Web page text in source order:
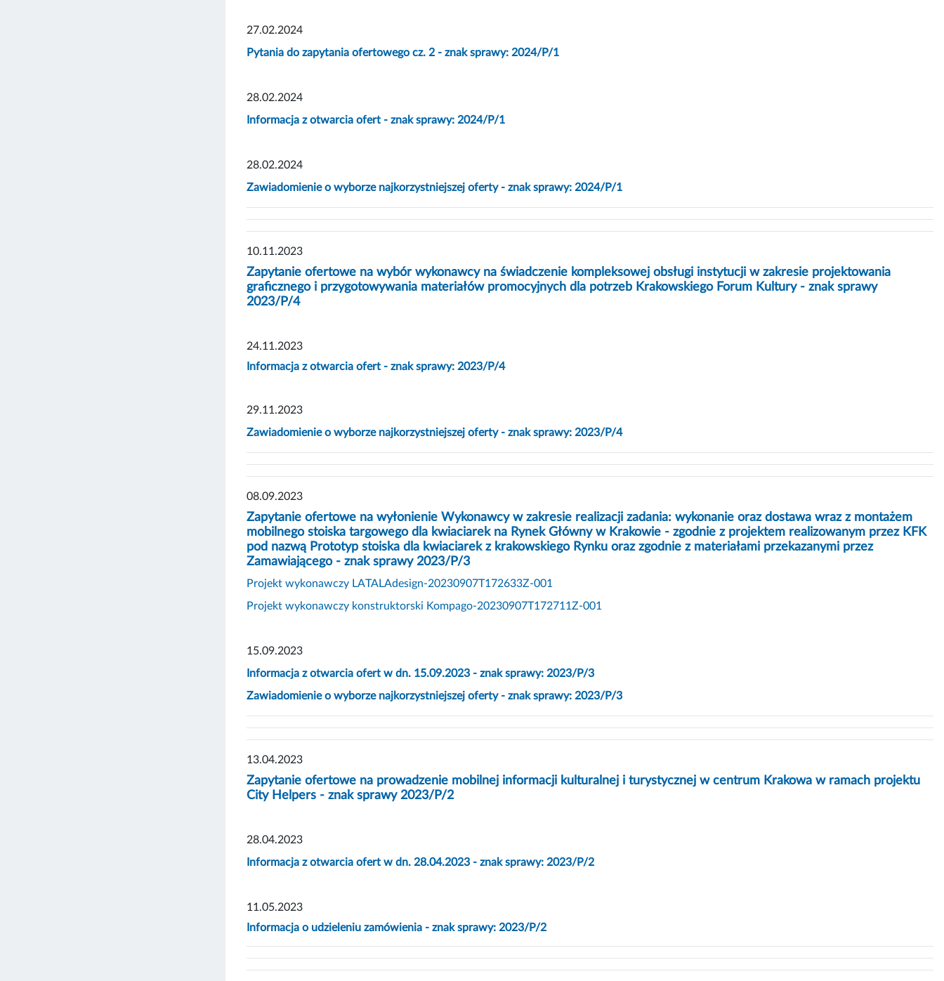
27.02.2024
Pytania do zapytania ofertowego cz. 2 - znak sprawy: 2024/P/1
28.02.2024
Informacja z otwarcia ofert - znak sprawy: 2024/P/1
28.02.2024
Zawiadomienie o wyborze najkorzystniejszej oferty - znak sprawy: 2024/P/1
10.11.2023
Zapytanie ofertowe na wybór wykonawcy na świadczenie kompleksowej obsługi instytucji w zakresie projektowania
graficznego i przygotowywania materiałów promocyjnych dla potrzeb Krakowskiego Forum Kultury - znak sprawy
2023/P/4
24.11.2023
Informacja z otwarcia ofert - znak sprawy: 2023/P/4
29.11.2023
Zawiadomienie o wyborze najkorzystniejszej oferty - znak sprawy: 2023/P/4
08.09.2023
Zapytanie ofertowe na wyłonienie Wykonawcy w zakresie realizacji zadania: wykonanie oraz dostawa wraz z montażem
mobilnego stoiska targowego dla kwiaciarek na Rynek Główny w Krakowie - zgodnie z projektem realizowanym przez KFK
pod nazwą Prototyp stoiska dla kwiaciarek z krakowskiego Rynku oraz zgodnie z materiałami przekazanymi przez
Zamawiającego - znak sprawy 2023/P/3
Projekt wykonawczy LATALAdesign-20230907T172633Z-001
Projekt wykonawczy konstruktorski Kompago-20230907T172711Z-001
15.09.2023
Informacja z otwarcia ofert w dn. 15.09.2023 - znak sprawy: 2023/P/3
Zawiadomienie o wyborze najkorzystniejszej oferty - znak sprawy: 2023/P/3
13.04.2023
Zapytanie ofertowe na prowadzenie mobilnej informacji kulturalnej i turystycznej w centrum Krakowa w ramach projektu
City Helpers - znak sprawy 2023/P/2
28.04.2023
Informacja z otwarcia ofert w dn. 28.04.2023 - znak sprawy: 2023/P/2
11.05.2023
Informacja o udzieleniu zamówienia - znak sprawy: 2023/P/2